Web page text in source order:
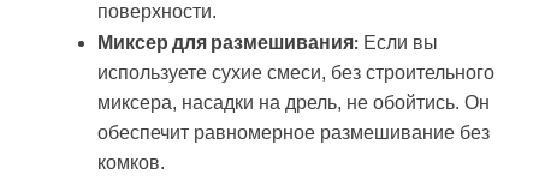
поверхности.
Миксер для размешивания: Если вы
используете сухие смеси, без строительного
миксера, насадки на дрель, не обойтись. Он
обеспечит равномерное размешивание без
комков.